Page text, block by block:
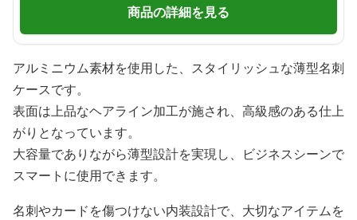
商品の詳細を見る
アルミニウム素材を使用した、スタイリッシュな薄型名刺
ケースです。
表面は上品なヘアライン加工が施され、高級感のある仕上
がりとなっています。
大容量でありながら薄型設計を実現し、ビジネスシーンで
スマートに使用できます。
名刺やカードを傷つけない内装設計で、大切なアイテムを